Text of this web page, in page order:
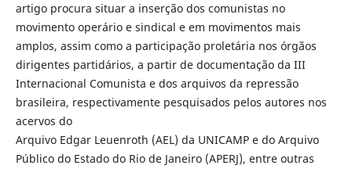
artigo procura situar a inserção dos comunistas no
movimento operário e sindical e em movimentos mais
amplos, assim como a participação proletária nos órgãos
dirigentes partidários, a partir de documentação da III
Internacional Comunista e dos arquivos da repressão
brasileira, respectivamente pesquisados pelos autores nos
acervos do
Arquivo Edgar Leuenroth (AEL) da UNICAMP e do Arquivo
Público do Estado do Rio de Janeiro (APERJ), entre outras